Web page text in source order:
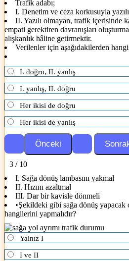
Trafik adabı;
I. Denetim ve ceza korkusuyla
II. Yazılı olmayan, trafik içerisinde
empati gerektiren davranışları
alışkanlık hâline getirmektir.
Verilenler için aşağıdakilerden
I. doğru, II. yanlış
I. yanlış, II. doğru
Her ikisi de doğru
Her ikisi de yanlış
3 / 10
I. Sağa dönüş lambasını yakmal
II. Hızını azaltmal
III. Dar bir kavisle dönmeli
•Şekildeki gibi sağa dönüş yapacak
hangilerini yapmalıdır?
Yalnız I
I ve II